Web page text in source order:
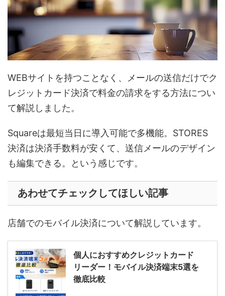
WEBサイトを持つことなく、メールの送信だけでク
レジットカード決済で料金の請求をする方法につい
て解説しました。
Squareは最短当日に導入可能で多機能。STORES
決済は決済手数料が安くて、送信メールのデザイン
も編集できる。という感じです。
あわせてチェックしてほしい記事
店舗でのモバイル決済について解説しています。
個人におすすめクレジットカード
リーダー！モバイル決済端末5選を
徹底比較